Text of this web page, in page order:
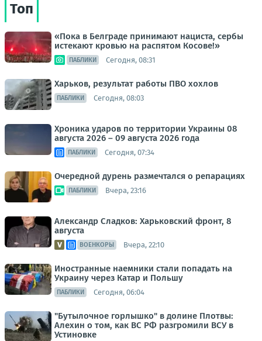
Топ
«Пока в Белграде принимают нациста, сербы
истекают кровью на распятом Косове!»
ПАБЛИКИ Сегодня, 08:31
Харьков, результат работы ПВО хохлов
ПАБЛИКИ Сегодня, 08:03
Хроника ударов по территории Украины 08
августа 2026 – 09 августа 2026 года
ПАБЛИКИ Сегодня, 07:34
Очередной дурень размечтался о репарациях
ПАБЛИКИ Вчера, 23:16
Александр Сладков: Харьковский фронт, 8
августа
ВОЕНКОРЫ Вчера, 22:10
Иностранные наемники стали попадать на
Украину через Катар и Польшу
ПАБЛИКИ Сегодня, 06:04
"Бутылочное горлышко" в долине Плотвы:
Алехин о том, как ВС РФ разгромили ВСУ в
Устиновке